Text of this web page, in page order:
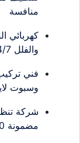
منافسة
كهربائي
والفلل 24/7 باحترافية اتصل الان
فني
وسبوت
شركة
مضمونة 100% لبريق أثاثك اتصل الان